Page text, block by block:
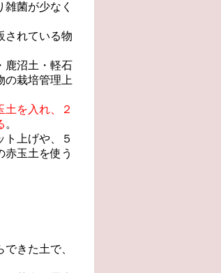
菌が少なく
されている物
鹿沼土・軽石
の栽培管理上
土を入れ、２
。
上げや、５
赤玉土を使う
きた土で、